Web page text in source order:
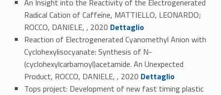
Radical Cation of Caffeine, MATTIELLO, LEONARDO;
ROCCO, DANIELE, , 2020 Link identifier #identifier_person_99856-28
Dettaglio
Reaction of Electrogenerated Cyanomethyl Anion with
Cyclohexylisocyanate: Synthesis of N-
(cyclohexylcarbamoyl)acetamide. An Unexpected
Product, ROCCO, DANIELE, , 2020 Link identifier #identifier_person_82812-29
Dettaglio
Tops project: Development of new fast timing plastic